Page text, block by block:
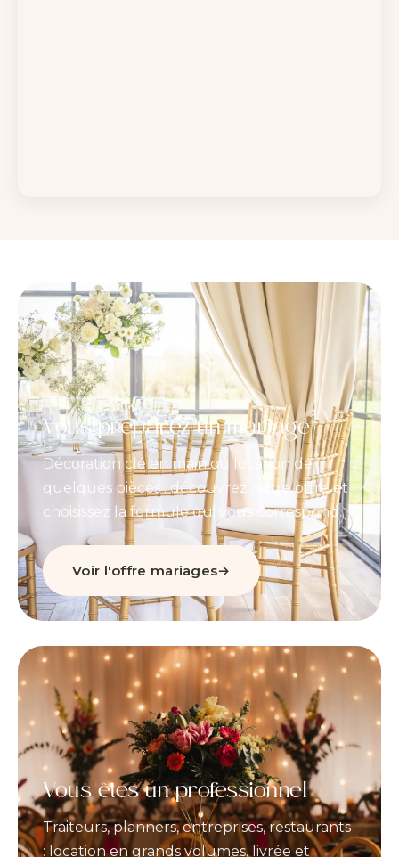
Vous préparez un mariage
Décoration clé en main ou location de
quelques pièces : découvrez notre offre et
choisissez la formule qui vous correspond.
Voir l'offre mariages→
Vous êtes un professionnel
Traiteurs, planners, entreprises, restaurants
: location en grands volumes, livrée et